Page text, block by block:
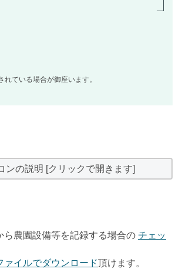
ている場合が御座います。
ンの説明 [クリックで開きます]
ら農園設備等を記録する場合の チェッ
ァイルでダウンロード頂けます。